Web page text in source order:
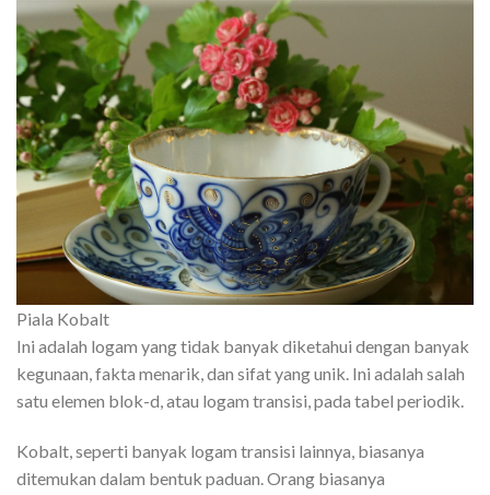
Piala Kobalt
Ini adalah logam yang tidak banyak diketahui dengan banyak
kegunaan, fakta menarik, dan sifat yang unik. Ini adalah salah
satu elemen blok-d, atau logam transisi, pada tabel periodik.
Kobalt, seperti banyak logam transisi lainnya, biasanya
ditemukan dalam bentuk paduan. Orang biasanya